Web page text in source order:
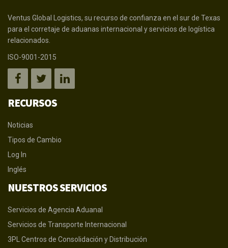
Ventus Global Logistics, su recurso de confianza en el sur de Texas
para el corretaje de aduanas internacional y servicios de logística
relacionados.
ISO-9001-2015
RECURSOS
Noticias
Tipos de Cambio
Log In
Inglés
NUESTROS SERVICIOS
Servicios de Agencia Aduanal
Servicios de Transporte Internacional
3PL Centros de Consolidación y Distribución